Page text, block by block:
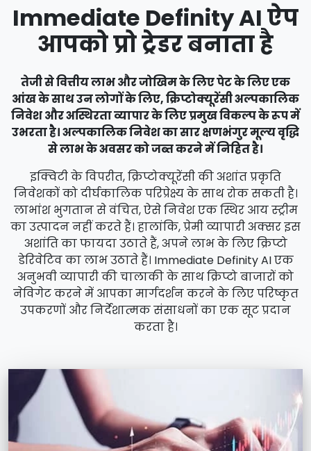
Immediate Definity AI ऐप
आपको प्रो ट्रेडर बनाता है
तेजी से वित्तीय लाभ और जोखिम के लिए पेट के लिए एक
आंख के साथ उन लोगों के लिए, क्रिप्टोक्यूरेंसी अल्पकालिक
निवेश और अस्थिरता व्यापार के लिए प्रमुख विकल्प के रूप में
उभरता है। अल्पकालिक निवेश का सार क्षणभंगुर मूल्य वृद्धि
से लाभ के अवसर को जब्त करने में निहित है।
इक्विटी के विपरीत, क्रिप्टोक्यूरेंसी की अशांत प्रकृति
निवेशकों को दीर्घकालिक परिप्रेक्ष्य के साथ रोक सकती है।
लाभांश भुगतान से वंचित, ऐसे निवेश एक स्थिर आय स्ट्रीम
का उत्पादन नहीं करते हैं। हालांकि, प्रेमी व्यापारी अक्सर इस
अशांति का फायदा उठाते हैं, अपने लाभ के लिए क्रिप्टो
डेरिवेटिव का लाभ उठाते हैं। Immediate Definity AI एक
अनुभवी व्यापारी की चालाकी के साथ क्रिप्टो बाजारों को
नेविगेट करने में आपका मार्गदर्शन करने के लिए परिष्कृत
उपकरणों और निर्देशात्मक संसाधनों का एक सूट प्रदान
करता है।